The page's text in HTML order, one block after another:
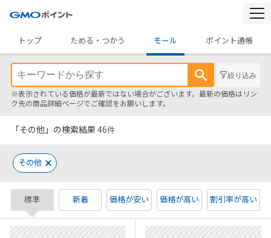
トップ
ためる・つかう モール ポイント通帳
絞り込み
※表示されている価格が最新ではない場合がございます。最新の価格はリン
ク先の商品詳細ページでご確認をお願いします。
「その他」の検索結果 46件
その他
標準 新着 価格が安い 価格が高い 割引率が高い